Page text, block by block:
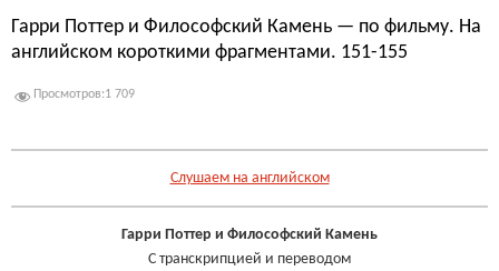
Гарри Поттер и Философский Камень — по фильму. На
английском короткими фрагментами. 151-155
Просмотров:1 709
Слушаем на английском
Гарри Поттер и Философский Камень
С транскрипцией и переводом